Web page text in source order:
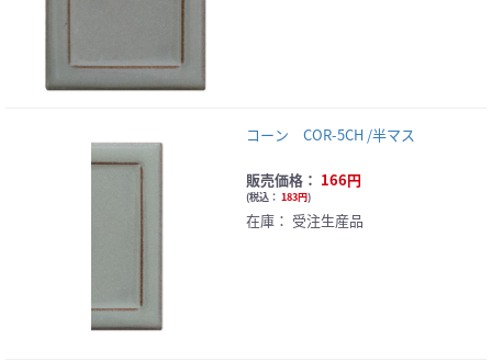
コーン COR-5CH /半マス
販売価格： 166円
(税込： 183円)
在庫： 受注生産品